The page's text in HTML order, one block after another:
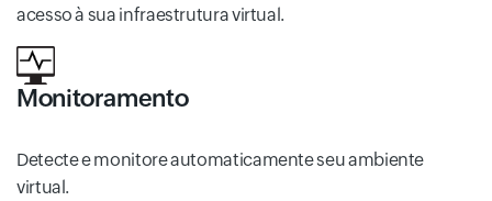
acesso à sua infraestrutura virtual.
Monitoramento
Detecte e monitore automaticamente seu ambiente
virtual.